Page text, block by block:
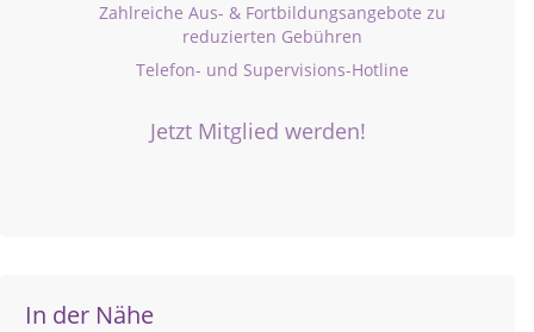
Zahlreiche Aus- & Fortbildungsangebote zu
reduzierten Gebühren
Telefon- und Supervisions-Hotline
Jetzt Mitglied werden!
In der Nähe